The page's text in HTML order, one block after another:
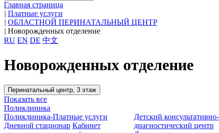
Главная страница
| Платные услуги
| ОБЛАСТНОЙ ПЕРИНАТАЛЬНЫЙ ЦЕНТР
| Новорожденных отделение
RU EN DE 中文
Новорожденных отделение
Перинатальный центр, 3 этаж
Показать все
Поликлиника
Поликлиника-Платные услуги
Дневной стационар Кабинет
Детский консультативно-
диагностический центр